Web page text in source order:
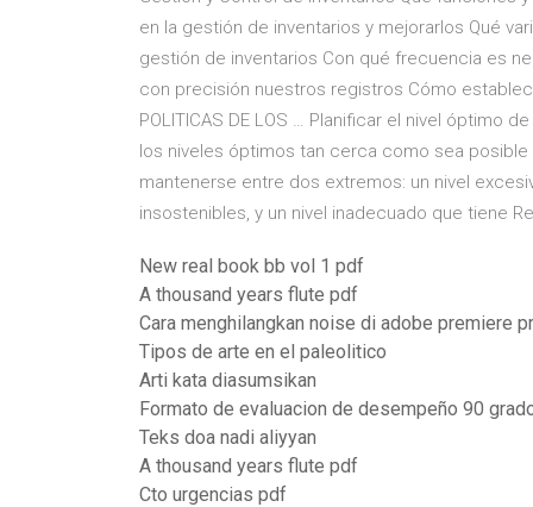
en la gestión de inventarios y mejorarlos Qué
gestión de inventarios Con qué frecuencia es
con precisión nuestros registros Cómo
POLITICAS DE LOS … Planificar el nivel óptimo
los niveles óptimos tan cerca como sea
mantenerse entre dos extremos: un nivel
insostenibles, y un nivel inadecuado que tiene
New real book bb vol 1 pdf
A thousand years flute pdf
Cara menghilangkan noise di adobe premiere
Tipos de arte en el paleolitico
Arti kata diasumsikan
Formato de evaluacion de desempeño 90
Teks doa nadi aliyyan
A thousand years flute pdf
Cto urgencias pdf